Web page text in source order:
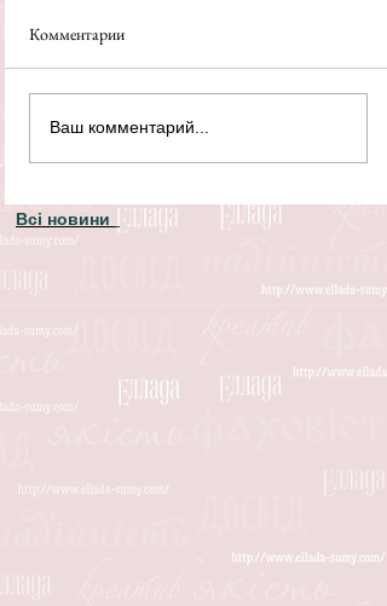
Комментарии
Ваш комментарий...
Всі новини